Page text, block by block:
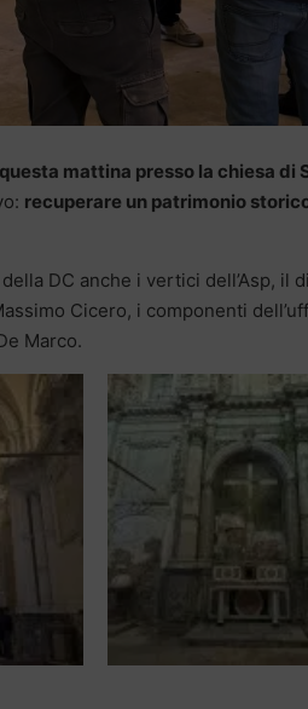
mattina presso la chiesa di
recuperare un patrimonio
DC anche i vertici dell’Asp,
Cicero, i componenti
Marco.